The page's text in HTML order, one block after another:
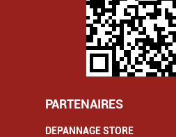
PARTENAIRES
DEPANNAGE STORE